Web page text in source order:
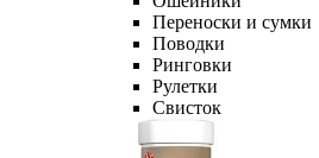
Переноски и сумки
Поводки
Ринговки
Рулетки
Свисток